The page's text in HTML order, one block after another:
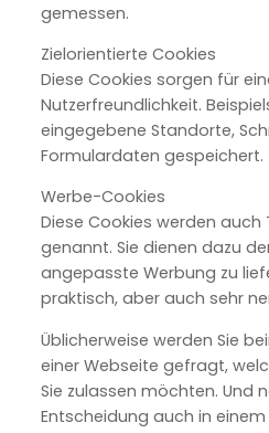
gemessen.
Zielorientierte Cookies
Diese Cookies sorgen für
Nutzerfreundlichkeit.
eingegebene Standorte,
Formulardaten gespeichert.
Werbe-Cookies
Diese Cookies werden
genannt. Sie dienen dazu
angepasste Werbung zu
praktisch, aber auch sehr
Üblicherweise werden Sie
einer Webseite gefragt,
Sie zulassen möchten. Und
Entscheidung auch in